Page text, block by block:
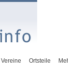
Vereine Ortsteile